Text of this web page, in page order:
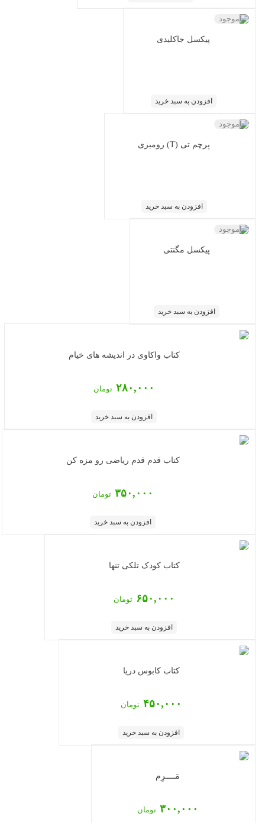
پیکسل جاکلیدی
ناموجود
افزودن به سبد خرید
پرچم تی (T) رومیزی
ناموجود
افزودن به سبد خرید
پیکسل مگنتی
ناموجود
افزودن به سبد خرید
کتاب واکاوی در اندیشه های خیام
۲۸۰,۰۰۰ تومان
افزودن به سبد خرید
کتاب قدم قدم ریاضی رو مزه کن
۳۵۰,۰۰۰ تومان
افزودن به سبد خرید
کتاب کودک تلکی تنها
۶۵۰,۰۰۰ تومان
افزودن به سبد خرید
کتاب کابوس دریا
۴۵۰,۰۰۰ تومان
افزودن به سبد خرید
مَــــرِم
۳۰۰,۰۰۰ تومان